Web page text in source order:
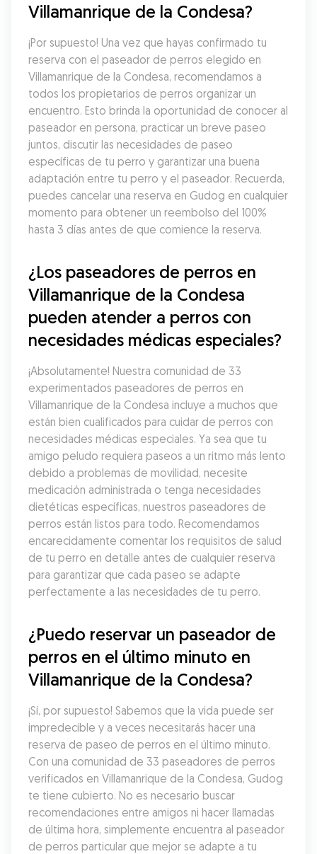
Villamanrique de la Condesa?
¡Por supuesto! Una vez que hayas confirmado tu
reserva con el paseador de perros elegido en
Villamanrique de la Condesa, recomendamos a
todos los propietarios de perros organizar un
encuentro. Esto brinda la oportunidad de conocer al
paseador en persona, practicar un breve paseo
juntos, discutir las necesidades de paseo
específicas de tu perro y garantizar una buena
adaptación entre tu perro y el paseador. Recuerda,
puedes cancelar una reserva en Gudog en cualquier
momento para obtener un reembolso del 100%
hasta 3 días antes de que comience la reserva.
¿Los paseadores de perros en
Villamanrique de la Condesa
pueden atender a perros con
necesidades médicas especiales?
¡Absolutamente! Nuestra comunidad de 33
experimentados paseadores de perros en
Villamanrique de la Condesa incluye a muchos que
están bien cualificados para cuidar de perros con
necesidades médicas especiales. Ya sea que tu
amigo peludo requiera paseos a un ritmo más lento
debido a problemas de movilidad, necesite
medicación administrada o tenga necesidades
dietéticas específicas, nuestros paseadores de
perros están listos para todo. Recomendamos
encarecidamente comentar los requisitos de salud
de tu perro en detalle antes de cualquier reserva
para garantizar que cada paseo se adapte
perfectamente a las necesidades de tu perro.
¿Puedo reservar un paseador de
perros en el último minuto en
Villamanrique de la Condesa?
¡Sí, por supuesto! Sabemos que la vida puede ser
impredecible y a veces necesitarás hacer una
reserva de paseo de perros en el último minuto.
Con una comunidad de 33 paseadores de perros
verificados en Villamanrique de la Condesa, Gudog
te tiene cubierto. No es necesario buscar
recomendaciones entre amigos ni hacer llamadas
de última hora, simplemente encuentra al paseador
de perros particular que mejor se adapte a tu